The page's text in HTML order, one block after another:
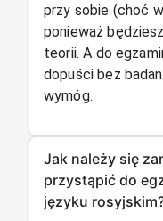
przy sobie (choć
ponieważ
teorii. A do
dopuści bez
wymóg.
Jak należy się
przystąpić do
języku